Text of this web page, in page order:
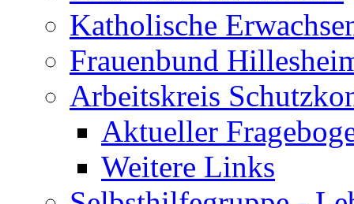
Katholische
Frauenbund
Arbeitskreis
Aktueller
Weitere Links